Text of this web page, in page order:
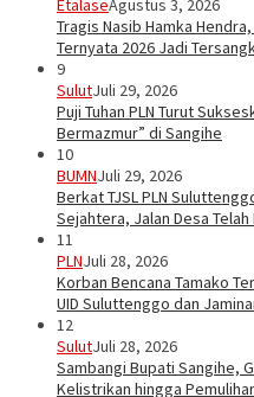
EtalaseAgustus 3, 2026
Tragis Nasib Hamka
Ternyata 2026 Jadi
9
SulutJuli 29, 2026
Puji Tuhan PLN Turut
Bermazmur” di Sangihe
10
BUMNJuli 29, 2026
Berkat TJSL PLN
Sejahtera, Jalan Desa Telah
11
PLNJuli 28, 2026
Korban Bencana Tamako
UID Suluttenggo dan
12
SulutJuli 28, 2026
Sambangi Bupati Sangihe,
Kelistrikan hingga